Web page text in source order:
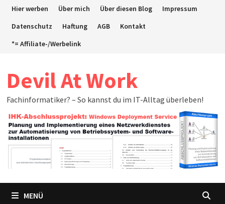
ZumHier werben Über mich Über diesen Blog
Impressum
Datenschutz
Haftung AGB
Kontakt
*= Affiliate-/Werbelink
Devil At Work
Fachinformatiker? – So kannst du im IT-Alltag überleben!
MENÜ